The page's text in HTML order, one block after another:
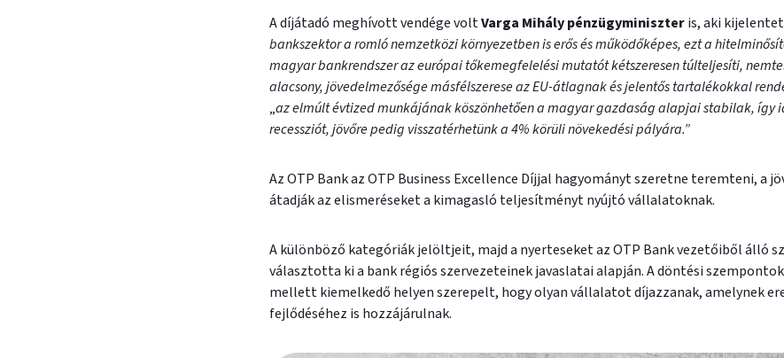
A díjátadó meghívott vendége voltVarga Mihály pénzügyminiszteris, aki
bankszektor a romló nemzetközi környezetben is erős és működőképes, ezt a
magyar bankrendszer az európai tőkemegfelelési mutatót kétszeresen túlteljesíti,
alacsony, jövedelmezősége másfélszerese az EU-átlagnak és jelentős tartalékokkal
„az elmúlt évtized munkájának köszönhetően a magyar gazdaság alapjai stabilak, így
recessziót, jövőre pedig visszatérhetünk a 4% körüli növekedési pályára.”
Az OTP Bank az OTP Business Excellence Díjjal hagyományt szeretne teremteni, a
átadják az elismeréseket a kimagasló teljesítményt nyújtó vállalatoknak.
A különböző kategóriák jelöltjeit, majd a nyerteseket az OTP Bank vezetőiből álló
választotta ki a bank régiós szervezeteinek javaslatai alapján. A döntési
mellett kiemelkedő helyen szerepelt, hogy olyan vállalatot díjazzanak, amelynek
fejlődéséhez is hozzájárulnak.